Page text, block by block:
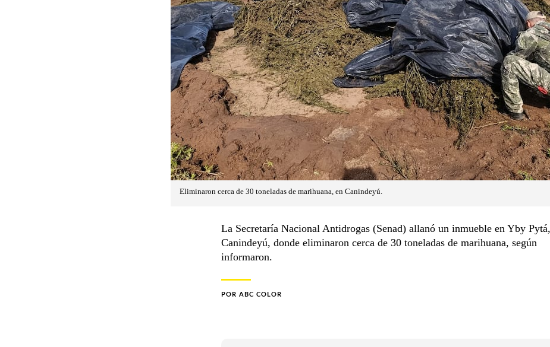
Eliminaron cerca de 30 toneladas de marihuana, en Canindeyú.
La Secretaría Nacional Antidrogas (Senad) allanó un inmueble en Yby Pytá,
Canindeyú, donde eliminaron cerca de 30 toneladas de marihuana, según
informaron.
POR ABC COLOR